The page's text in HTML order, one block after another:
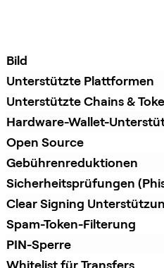
Bild
Unterstützte Plattformen
Unterstützte Chains &
Hardware-Wallet-
Open Source
Gebührenreduktionen
Sicherheitsprüfungen
Clear Signing
Spam-Token-Filterung
PIN-Sperre
Whitelist für Transfers